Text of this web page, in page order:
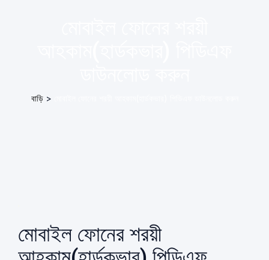
বাড়ি>
মোবাইল ফোনের শরয়ী